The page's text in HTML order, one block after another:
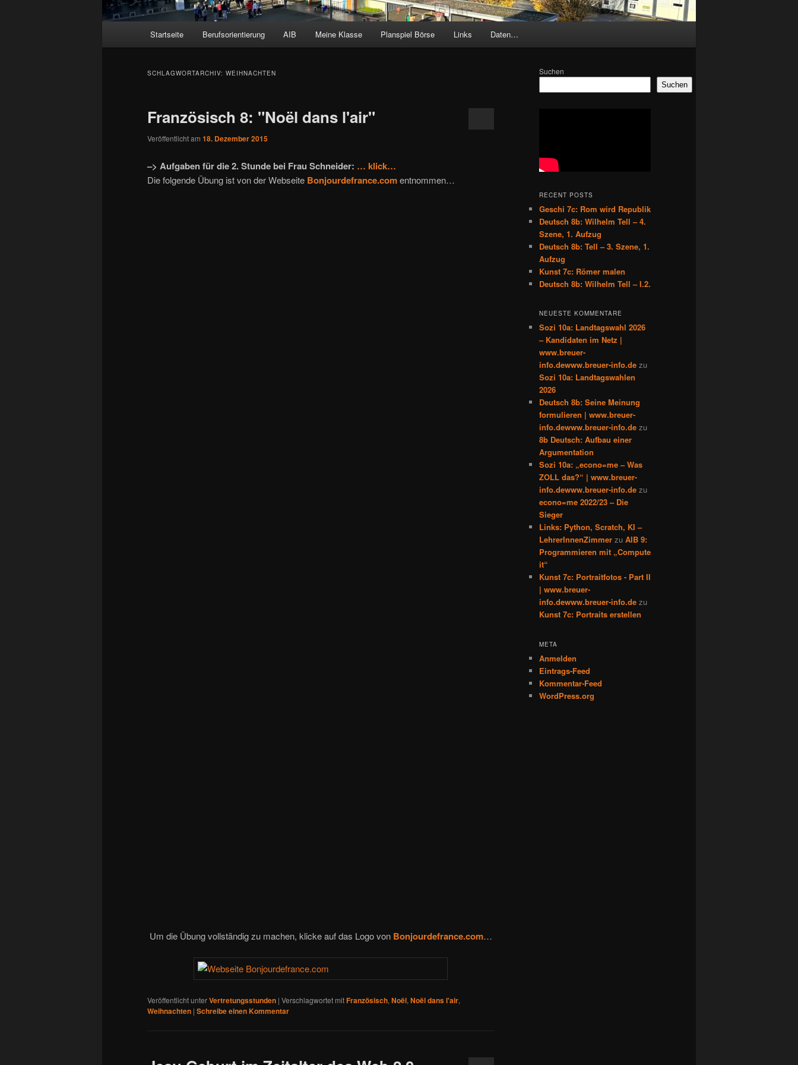
Startseite Berufsorientierung AIB Meine Klasse Planspiel Börse Links Daten…
SCHLAGWORTARCHIV: WEIHNACHTEN
Französisch 8: "Noël dans l'air"
Veröffentlicht am 18. Dezember 2015
–> Aufgaben für die 2. Stunde bei Frau Schneider: … klick…
Die folgende Übung ist von der Webseite Bonjourdefrance.comentnommen…
Um die Übung vollständig zu machen, klicke auf das Logo von Bonjourdefrance.com…
Veröffentlicht unterVertretungsstunden | Verschlagwortet mitFranzösisch, Noël, Noël dans l'air,
Weihnachten | Schreibe einen Kommentar
Suchen
Suchen
RECENT POSTS
Geschi 7c: Rom wird Republik
Deutsch 8b: Wilhelm Tell – 4.
Szene, 1. Aufzug
Deutsch 8b: Tell – 3. Szene, 1.
Aufzug
Kunst 7c: Römer malen
Deutsch 8b: Wilhelm Tell – I.2.
NEUESTE KOMMENTARE
Sozi 10a: Landtagswahl 2026
– Kandidaten im Netz |
www.breuer-
info.dewww.breuer-info.de zu
Sozi 10a: Landtagswahlen
2026
Deutsch 8b: Seine Meinung
formulieren | www.breuer-
info.dewww.breuer-info.de zu
8b Deutsch: Aufbau einer
Argumentation
Sozi 10a: „econo=me – Was
ZOLL das?“ | www.breuer-
info.dewww.breuer-info.de zu
econo=me 2022/23 – Die
Sieger
Links: Python, Scratch, KI –
LehrerInnenZimmer zu AIB 9:
Programmieren mit „Compute
it“
Kunst 7c: Portraitfotos - Part II
| www.breuer-
info.dewww.breuer-info.de zu
Kunst 7c: Portraits erstellen
META
Anmelden
Eintrags-Feed
Kommentar-Feed
WordPress.org